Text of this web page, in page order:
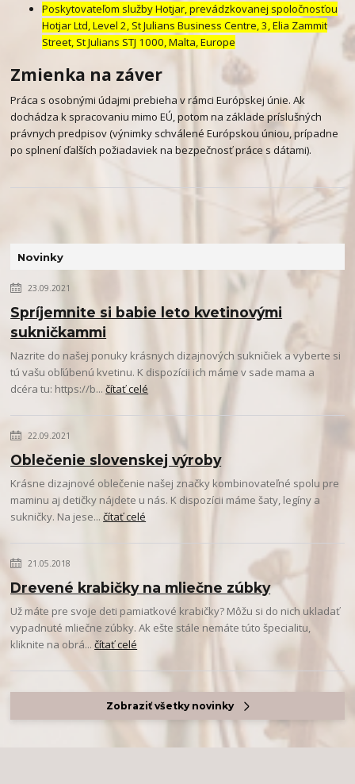
Novinky
23.09.2021
Spríjemnite si babie leto kvetinovými
sukničkammi
Nazrite do našej ponuky krásnych dizajnových sukničiek a vyberte si
tú vašu obľúbenú kvetinu. K dispozícii ich máme v sade mama a
dcéra tu: https://b...čítať celé
22.09.2021
Oblečenie slovenskej výroby
Krásne dizajnové oblečenie našej značky kombinovateľné spolu pre
maminu aj detičky nájdete u nás. K dispozícii máme šaty, legíny a
sukničky. Na jese...čítať celé
21.05.2018
Drevené krabičky na mliečne zúbky
Už máte pre svoje deti pamiatkové krabičky? Môžu si do nich ukladať
vypadnuté mliečne zúbky. Ak ešte stále nemáte túto špecialitu,
kliknite na obrá...čítať celé
Zobraziť všetky novinky
Poskytovateľom služby Hotjar, prevádzkovanej spoločnosťou
Hotjar Ltd, Level 2, St Julians Business Centre, 3, Elia Zammit
Street, St Julians STJ 1000, Malta, Europe
Zmienka na záver
Práca s osobnými údajmi prebieha v rámci Európskej únie. Ak
dochádza k spracovaniu mimo EÚ, potom na základe príslušných
právnych predpisov (výnimky schválené Európskou úniou, prípadne
po splnení ďalších požiadaviek na bezpečnosť práce s dátami).